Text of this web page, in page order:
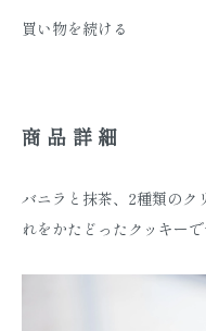
買い物を続ける
商品詳細
バニラと抹茶、2種類のク
れをかたどったクッキー